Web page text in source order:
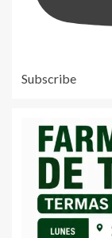
Subscribe